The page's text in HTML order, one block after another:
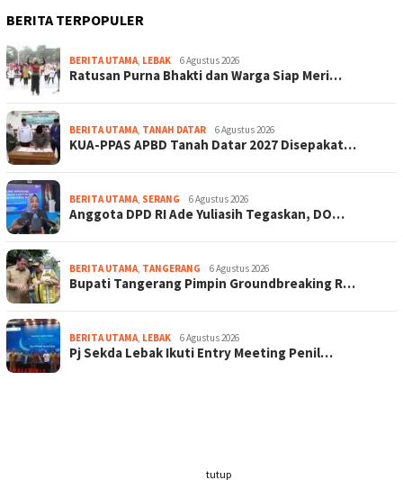
BERITA TERPOPULER
BERITA UTAMA LEBAK 6 Agustus 2026
Ratusan Purna Bhakti dan Warga Siap Meri…
BERITA UTAMA TANAH DATAR 6 Agustus 2026
KUA-PPAS APBD Tanah Datar 2027 Disepakat…
BERITA UTAMA SERANG 6 Agustus 2026
Anggota DPD RI Ade Yuliasih Tegaskan, DO…
BERITA UTAMA TANGERANG 6 Agustus 2026
Bupati Tangerang Pimpin Groundbreaking R…
BERITA UTAMA LEBAK 6 Agustus 2026
Pj Sekda Lebak Ikuti Entry Meeting Penil…
tutup